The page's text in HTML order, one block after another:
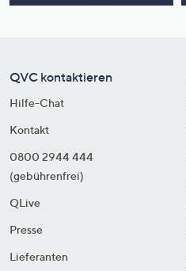
QVC kontaktieren
Hilfe-Chat
Kontakt
0800 2944 444
(gebührenfrei)
QLive
Presse
Lieferanten